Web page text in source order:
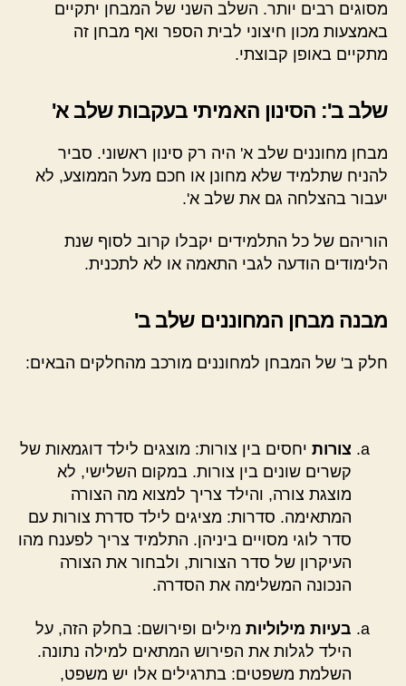
מסוגים רבים יותר. השלב השני של המבחן יתקיים
באמצעות מכון חיצוני לבית הספר ואף מבחן זה
מתקיים באופן קבוצתי.
שלב ב': הסינון האמיתי בעקבות שלב א'
מבחן מחוננים שלב א' היה רק סינון ראשוני. סביר
להניח שתלמיד שלא מחונן או חכם מעל הממוצע, לא
יעבור בהצלחה גם את שלב א'.
הוריהם של כל התלמידים יקבלו קרוב לסוף שנת
הלימודים הודעה לגבי התאמה או לא לתכנית.
מבנה מבחן המחוננים שלב ב'
חלק ב' של המבחן למחוננים מורכב מהחלקים הבאים:
צורות יחסים בין צורות: מוצגים לילד דוגמאות של
קשרים שונים בין צורות. במקום השלישי, לא
מוצגת צורה, והילד צריך למצוא מה הצורה
המתאימה. סדרות: מציגים לילד סדרת צורות עם
סדר לוגי מסויים ביניהן. התלמיד צריך לפענח מהו
העיקרון של סדר הצורות, ולבחור את הצורה
הנכונה המשלימה את הסדרה.
בעיות מילוליות מילים ופירושם: בחלק הזה, על
הילד לגלות את הפירוש המתאים למילה נתונה.
השלמת משפטים: בתרגילים אלו יש משפט,